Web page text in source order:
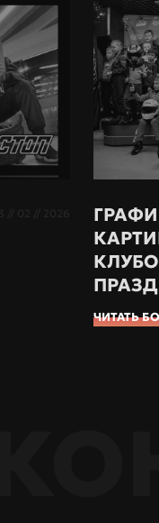
ЧИТАТЬ